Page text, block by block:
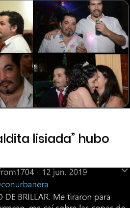
lisiada” hubo